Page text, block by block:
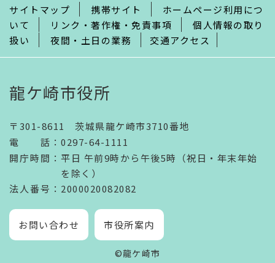
サイトマップ 携帯サイト
ホームページ利用につ
いて
リンク・著作権・免責事項
個人情報の取り
扱い
夜間・土日の業務 交通アクセス
龍ケ崎市役所
〒301-8611 茨城県龍ケ崎市3710番地
電話 ： 0297-64-1111
開庁時間 ： 平日 午前9時から午後5時（祝日・年末年始
を除く）
法人番号 ：2000020082082
お問い合わせ 市役所案内
©龍ケ崎市